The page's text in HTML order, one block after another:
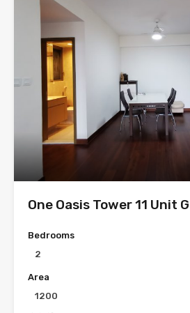
One Oasis Tower 11 Unit G
Bedrooms
2
Area
1200